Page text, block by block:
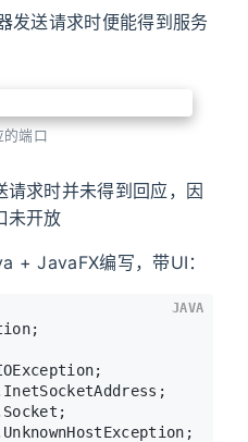
发送请求时便能得到服务
的端口
求时并未得到回应，因
未开放
+ JavaFX编写，带UI：
JAVA